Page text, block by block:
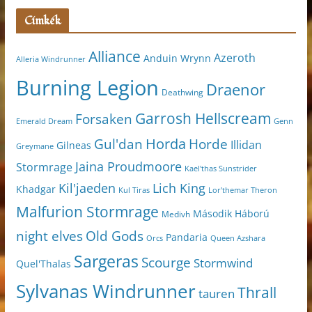
Címkék
Alleria Windrunner Alliance Anduin Wrynn Azeroth
Burning Legion Deathwing Draenor
Emerald Dream Forsaken Garrosh Hellscream Genn
Greymane Gilneas Gul'dan Horda Horde Illidan
Stormrage Jaina Proudmoore Kael'thas Sunstrider
Khadgar Kil'jaeden Kul Tiras Lich King Lor'themar Theron
Malfurion Stormrage Medivh Második Háború
night elves Old Gods Orcs Pandaria Queen Azshara
Quel'Thalas Sargeras Scourge Stormwind
Sylvanas Windrunnertauren Thrall